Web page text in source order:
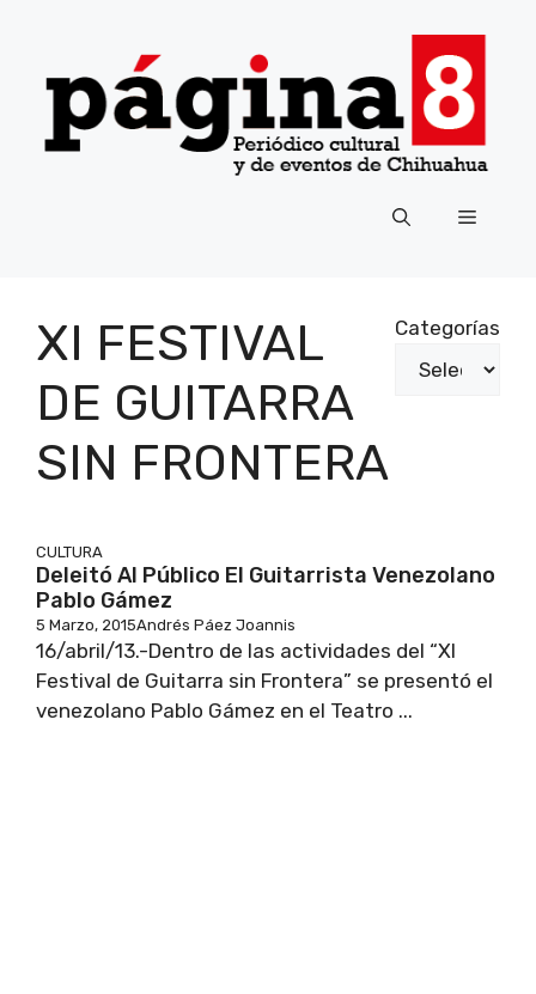
contenido
Menú
XI FESTIVAL
DE GUITARRA
SIN FRONTERA
Categorías
CULTURA
Deleitó Al Público El Guitarrista Venezolano
Pablo Gámez
5 Marzo, 2015Andrés Páez Joannis
16/abril/13.-Dentro de las actividades del “XI
Festival de Guitarra sin Frontera” se presentó el
venezolano Pablo Gámez en el Teatro ...